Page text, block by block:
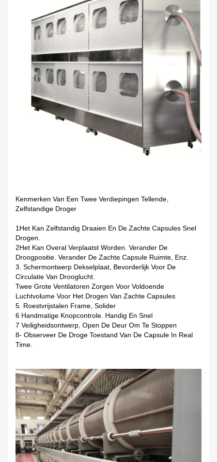
Kenmerken Van Een Twee Verdiepingen Tellende,
Zelfstandige Droger
1Het Kan Zelfstandig Draaien En De Zachte Capsules Snel
Drogen.
2Het Kan Overal Verplaatst Worden. Verander De
Droogpositie. Verander De Zachte Capsule Ruimte, Enz.
3. Schermontwerp Dekselplaat, Bevorderlijk Voor De
Circulatie Van Drooglucht.
Twee Grote Ventilatoren Zorgen Voor Voldoende
Luchtvolume Voor Het Drogen Van Zachte Capsules
5. Roestvrijstalen Frame, Solider
6 Handmatige Knopcontrole. Handig En Snel
7 Veiligheidsontwerp, Open De Deur Om Te Stoppen
8- Observeer De Droge Toestand Van De Capsule In Real
Time.